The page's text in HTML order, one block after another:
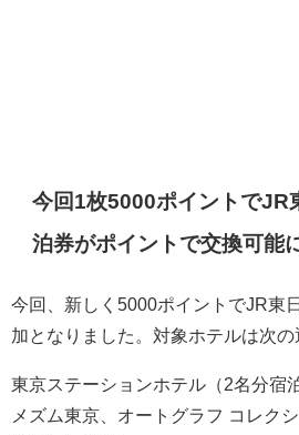
今回1枚5000ポイントでJR
泊券がポイントで交換可能
今回、新しく5000ポイントでJR東
加となりました。対象ホテルは次の
東京ステーションホテル（2名分宿
メズム東京、オートグラフ コレク